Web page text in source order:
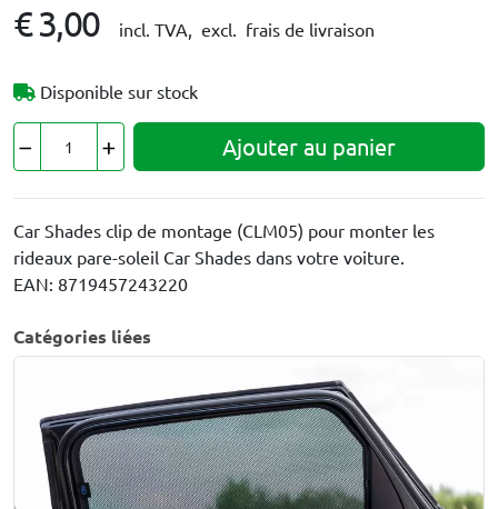
€ 3,00 incl. TVA, excl. frais de livraison
Disponible sur stock
Ajouter au panier
Car Shades clip de montage (CLM05) pour monter les
rideaux pare-soleil Car Shades dans votre voiture.
EAN: 8719457243220
Catégories liées